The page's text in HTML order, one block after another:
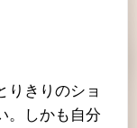
りきりのショ
。しかも自分